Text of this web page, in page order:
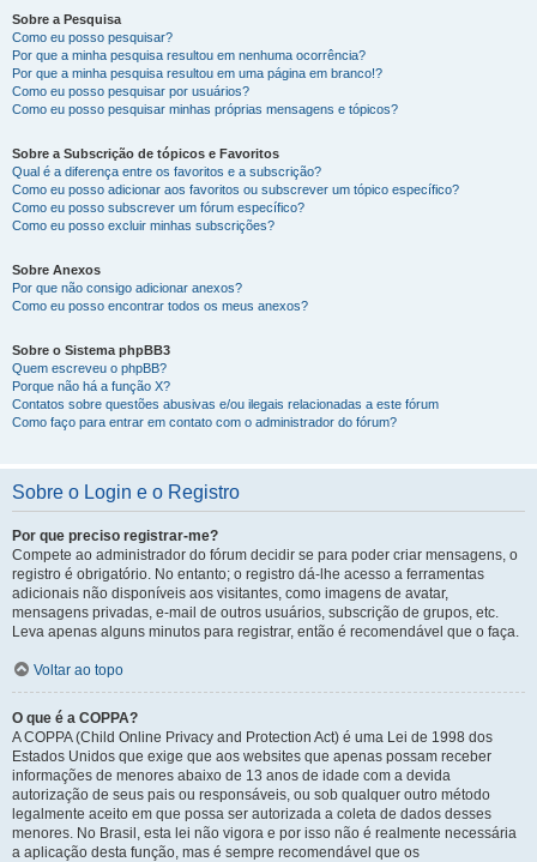
Sobre a Pesquisa
Como eu posso pesquisar?
Por que a minha pesquisa resultou em nenhuma ocorrência?
Por que a minha pesquisa resultou em uma página em branco!?
Como eu posso pesquisar por usuários?
Como eu posso pesquisar minhas próprias mensagens e tópicos?
Sobre a Subscrição de tópicos e Favoritos
Qual é a diferença entre os favoritos e a subscrição?
Como eu posso adicionar aos favoritos ou subscrever um tópico específico?
Como eu posso subscrever um fórum específico?
Como eu posso excluir minhas subscrições?
Sobre Anexos
Por que não consigo adicionar anexos?
Como eu posso encontrar todos os meus anexos?
Sobre o Sistema phpBB3
Quem escreveu o phpBB?
Porque não há a função X?
Contatos sobre questões abusivas e/ou ilegais relacionadas a este fórum
Como faço para entrar em contato com o administrador do fórum?
Sobre o Login e o Registro
Por que preciso registrar-me?
Compete ao administrador do fórum decidir se para poder criar mensagens, o
registro é obrigatório. No entanto; o registro dá-lhe acesso a ferramentas
adicionais não disponíveis aos visitantes, como imagens de avatar,
mensagens privadas, e-mail de outros usuários, subscrição de grupos, etc.
Leva apenas alguns minutos para registrar, então é recomendável que o faça.
Voltar ao topo
O que é a COPPA?
A COPPA (Child Online Privacy and Protection Act) é uma Lei de 1998 dos
Estados Unidos que exige que aos websites que apenas possam receber
informações de menores abaixo de 13 anos de idade com a devida
autorização de seus pais ou responsáveis, ou sob qualquer outro método
legalmente aceito em que possa ser autorizada a coleta de dados desses
menores. No Brasil, esta lei não vigora e por isso não é realmente necessária
a aplicação desta função, mas é sempre recomendável que os